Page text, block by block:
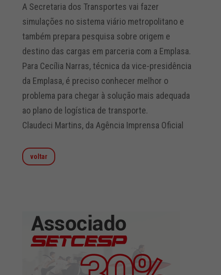
A Secretaria dos Transportes vai fazer
simulações no sistema viário metropolitano e
também prepara pesquisa sobre origem e
destino das cargas em parceria com a Emplasa.
Para Cecília Narras, técnica da vice-presidência
da Emplasa, é preciso conhecer melhor o
problema para chegar à solução mais adequada
ao plano de logística de transporte.
Claudeci Martins, da Agência Imprensa Oficial
voltar